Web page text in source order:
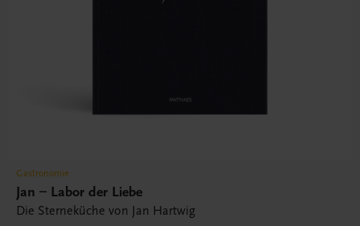
Gastronomie
Jan – Labor der Liebe
Die Sterneküche von Jan Hartwig